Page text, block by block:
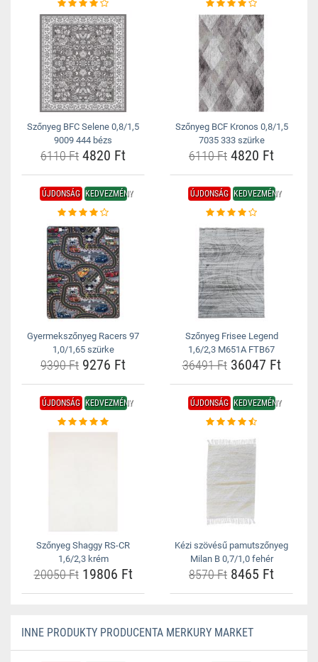
Szőnyeg BFC Selene 0,8/1,5
9009 444 bézs
6110 Ft 4820 Ft
Szőnyeg BCF Kronos 0,8/1,5
7035 333 szürke
6110 Ft 4820 Ft
ÚJDONSÁG KEDVEZMÉNY
Gyermekszőnyeg Racers 97
1,0/1,65 szürke
9390 Ft 9276 Ft
ÚJDONSÁG KEDVEZMÉNY
Szőnyeg Frisee Legend
1,6/2,3 M651A FTB67
36491 Ft36047 Ft
ÚJDONSÁG KEDVEZMÉNY
Szőnyeg Shaggy RS-CR
1,6/2,3 krém
20050 Ft19806 Ft
ÚJDONSÁG KEDVEZMÉNY
Kézi szövésű pamutszőnyeg
Milan B 0,7/1,0 fehér
8570 Ft 8465 Ft
INNE PRODUKTY PRODUCENTA MERKURY MARKET